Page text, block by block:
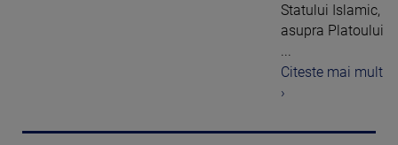
Statului Islamic,
asupra Platoului
Citeste mai mult
›